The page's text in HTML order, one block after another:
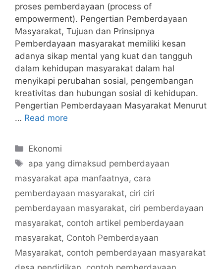
proses pemberdayaan (process of
empowerment). Pengertian Pemberdayaan
Masyarakat, Tujuan dan Prinsipnya
Pemberdayaan masyarakat memiliki kesan
adanya sikap mental yang kuat dan tangguh
dalam kehidupan masyarakat dalam hal
menyikapi perubahan sosial, pengembangan
kreativitas dan hubungan sosial di kehidupan.
Pengertian Pemberdayaan Masyarakat Menurut
… Read more
Categories
Ekonomi
Tags
apa yang dimaksud pemberdayaan
masyarakat apa manfaatnya, cara
pemberdayaan masyarakat, ciri ciri
pemberdayaan masyarakat, ciri pemberdayaan
masyarakat, contoh artikel pemberdayaan
masyarakat, Contoh Pemberdayaan
Masyarakat, contoh pemberdayaan masyarakat